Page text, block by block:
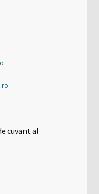
cuvant al